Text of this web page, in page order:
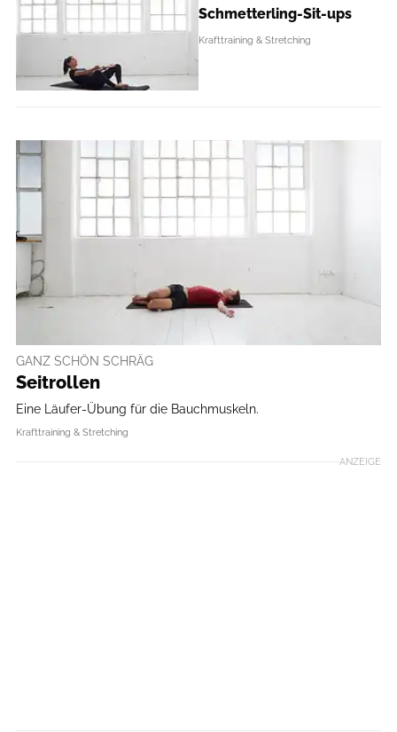
Schmetterling-Sit-ups
Krafttraining & Stretching
GANZ SCHÖN SCHRÄG
Seitrollen
Eine Läufer-Übung für die Bauchmuskeln.
Krafttraining & Stretching
ANZEIGE